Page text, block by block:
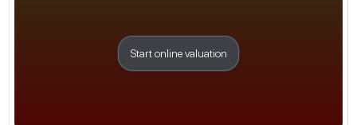
Start online valuation